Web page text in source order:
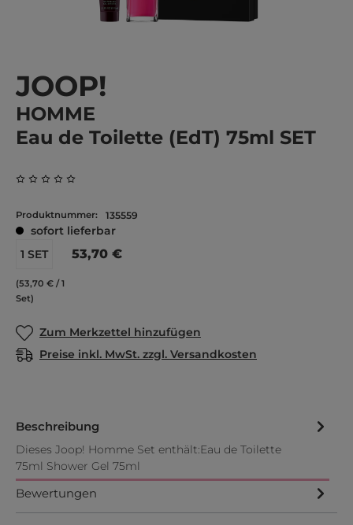
JOOP!
HOMME
Eau de Toilette (EdT) 75ml SET
Produktnummer: 135559
sofort lieferbar
1 SET
(53,70 € / 1
Set)
53,70 €
Zum Merkzettel hinzufügen
Preise inkl. MwSt. zzgl. Versandkosten
Beschreibung
Dieses Joop! Homme Set enthält:Eau de Toilette
75ml Shower Gel 75ml
Bewertungen